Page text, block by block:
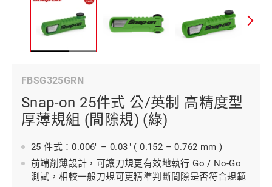
FBSG325GRN
Snap-on 25件式 公/英制 高精度型
厚薄規組 (間隙規) (綠)
25 件式：0.006" – 0.03" ( 0.152 – 0.762 mm )
前端削薄設計，可讓刀規更有效地執行 Go / No-Go
測試，相較一般刀規可更精準判斷間隙是否符合規範